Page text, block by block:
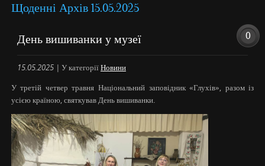
Щоденні Архів 15.05.2025
День вишиванки у музеї
15.05.2025| У категоріїНовини
0
У третій четвер травня Національний заповідник «Глухів», разом із
усією країною, святкував День вишиванки.